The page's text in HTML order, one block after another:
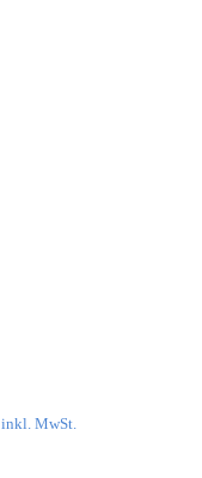
inkl. MwSt.